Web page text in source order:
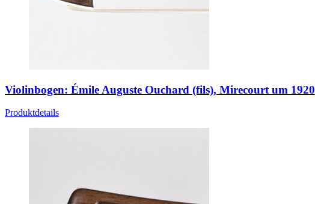
Violinbogen: Émile Auguste Ouchard (fils), Mirecourt um 1920
Produktdetails